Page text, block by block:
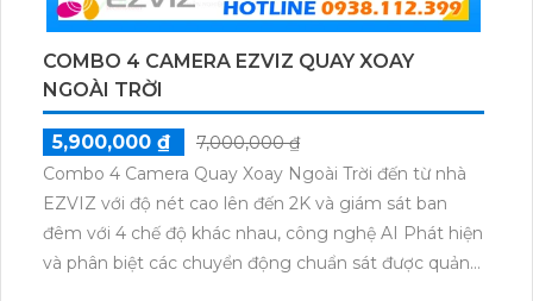
COMBO 4 CAMERA EZVIZ QUAY XOAY
NGOÀI TRỜI
5,900,000 ₫
7,000,000 ₫
Combo 4 Camera Quay Xoay Ngoài Trời đến từ nhà
EZVIZ với độ nét cao lên đến 2K và giám sát ban
đêm với 4 chế độ khác nhau, công nghệ AI Phát hiện
và phân biệt các chuyển động chuẩn sát được quản